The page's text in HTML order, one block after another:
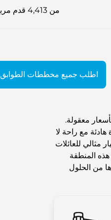
من 4,413 قدم مربع
اطلب جميع مخططات الطوابق
معقولة.
مع راحة لا
مثالي للعائلات
في عام 2002. وقد أثبتت هذه المنطقة
من الحلول